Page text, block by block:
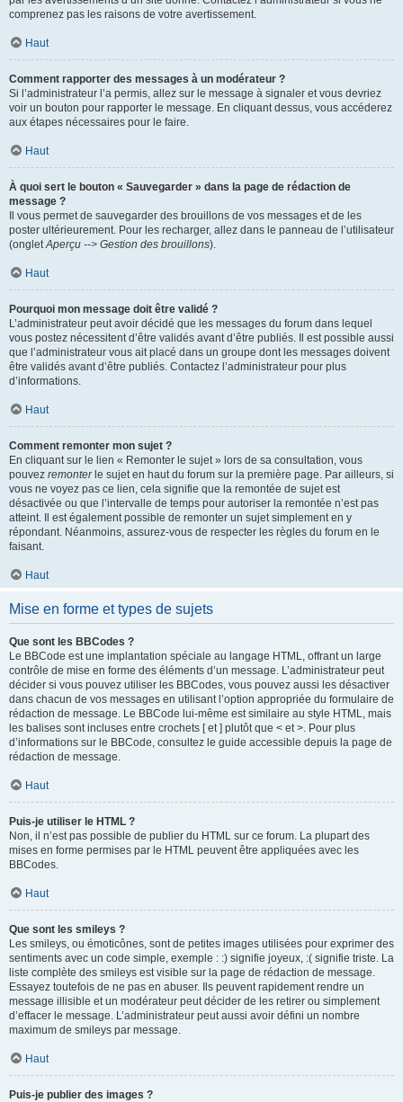
comprenez pas les raisons de votre avertissement.
Haut
Comment rapporter des messages à un modérateur ?
Si l’administrateur l’a permis, allez sur le message à signaler et vous devriez
voir un bouton pour rapporter le message. En cliquant dessus, vous accéderez
aux étapes nécessaires pour le faire.
Haut
À quoi sert le bouton « Sauvegarder » dans la page de rédaction de
message ?
Il vous permet de sauvegarder des brouillons de vos messages et de les
poster ultérieurement. Pour les recharger, allez dans le panneau de l’utilisateur
(ongletAperçu --> Gestion des brouillons).
Haut
Pourquoi mon message doit être validé ?
L’administrateur peut avoir décidé que les messages du forum dans lequel
vous postez nécessitent d’être validés avant d’être publiés. Il est possible aussi
que l’administrateur vous ait placé dans un groupe dont les messages doivent
être validés avant d’être publiés. Contactez l’administrateur pour plus
d’informations.
Haut
Comment remonter mon sujet ?
En cliquant sur le lien « Remonter le sujet » lors de sa consultation, vous
pouvez remonterle sujet en haut du forum sur la première page. Par ailleurs, si
vous ne voyez pas ce lien, cela signifie que la remontée de sujet est
désactivée ou que l’intervalle de temps pour autoriser la remontée n’est pas
atteint. Il est également possible de remonter un sujet simplement en y
répondant. Néanmoins, assurez-vous de respecter les règles du forum en le
faisant.
Haut
Mise en forme et types de sujets
Que sont les BBCodes ?
Le BBCode est une implantation spéciale au langage HTML, offrant un large
contrôle de mise en forme des éléments d’un message. L’administrateur peut
décider si vous pouvez utiliser les BBCodes, vous pouvez aussi les désactiver
dans chacun de vos messages en utilisant l’option appropriée du formulaire de
rédaction de message. Le BBCode lui-même est similaire au style HTML, mais
les balises sont incluses entre crochets [ et ] plutôt que < et >. Pour plus
d’informations sur le BBCode, consultez le guide accessible depuis la page de
rédaction de message.
Haut
Puis-je utiliser le HTML ?
Non, il n’est pas possible de publier du HTML sur ce forum. La plupart des
mises en forme permises par le HTML peuvent être appliquées avec les
BBCodes.
Haut
Que sont les smileys ?
Les smileys, ou émoticônes, sont de petites images utilisées pour exprimer des
sentiments avec un code simple, exemple : :) signifie joyeux, :( signifie triste. La
liste complète des smileys est visible sur la page de rédaction de message.
Essayez toutefois de ne pas en abuser. Ils peuvent rapidement rendre un
message illisible et un modérateur peut décider de les retirer ou simplement
d’effacer le message. L’administrateur peut aussi avoir défini un nombre
maximum de smileys par message.
Haut
Puis-je publier des images ?